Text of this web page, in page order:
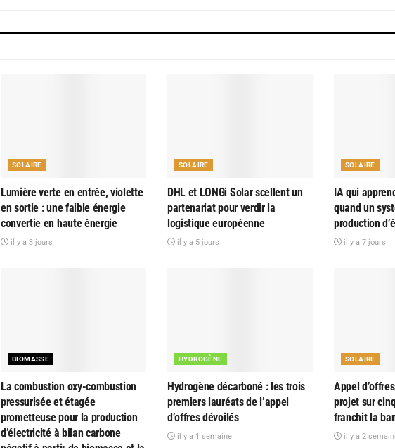
SOLAIRE
Lumière verte en entrée, violette
en sortie : une faible énergie
convertie en haute énergie
il y a 3 jours
SOLAIRE
DHL et LONGi Solar scellent un
partenariat pour verdir la
logistique européenne
il y a 5 jours
SOLAIRE
IA qui
quand un
production
il y a 7 jours
BIOMASSE
La combustion oxy-combustion
pressurisée et étagée
prometteuse pour la production
d’électricité à bilan carbone
HYDROGÈNE
Hydrogène décarboné : les trois
premiers lauréats de l’appel
d’offres dévoilés
il y a 1 semaine
SOLAIRE
Appel
projet sur
franchit la
il y a 2